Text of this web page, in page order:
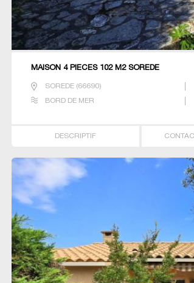
MAISON 4 PIECES 102 M2 SOREDE
SOREDE(66690)
BORD DE MER
DESCRIPTIF